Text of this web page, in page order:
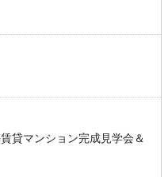
貸マンション完成見学会＆